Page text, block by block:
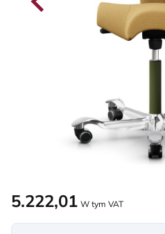
5.222,01 W tym VAT